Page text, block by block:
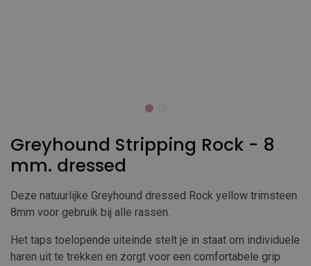
Greyhound Stripping Rock - 8
mm. dressed
Deze natuurlijke Greyhound dressed Rock yellow trimsteen
8mm voor gebruik bij alle rassen.
Het taps toelopende uiteinde stelt je in staat om individuele
haren uit te trekken en zorgt voor een comfortabele grip